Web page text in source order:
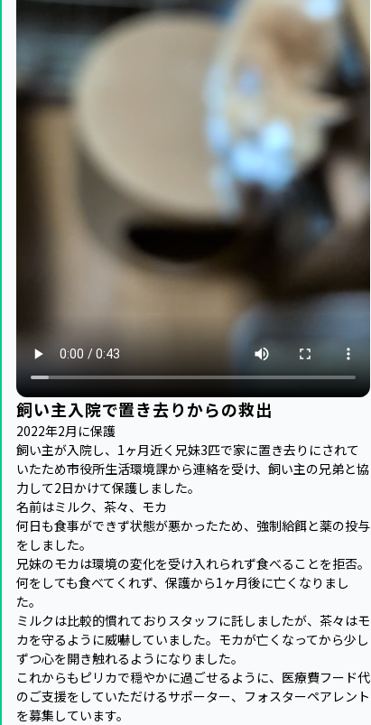
飼い主入院で置き去りからの救出
2022年2月に保護
飼い主が入院し、1ヶ月近く兄妹3匹で家に置き去りにされて
いたため市役所生活環境課から連絡を受け、飼い主の兄弟と協
力して2日かけて保護しました。
名前はミルク、茶々、モカ
何日も食事ができず状態が悪かったため、強制給餌と薬の投与
をしました。
兄妹のモカは環境の変化を受け入れられず食べることを拒否。
何をしても食べてくれず、保護から1ヶ月後に亡くなりまし
た。
ミルクは比較的慣れておりスタッフに託しましたが、茶々はモ
カを守るように威嚇していました。モカが亡くなってから少し
ずつ心を開き触れるようになりました。
これからもピリカで穏やかに過ごせるように、医療費フード代
のご支援をしていただけるサポーター、フォスターペアレント
を募集しています。